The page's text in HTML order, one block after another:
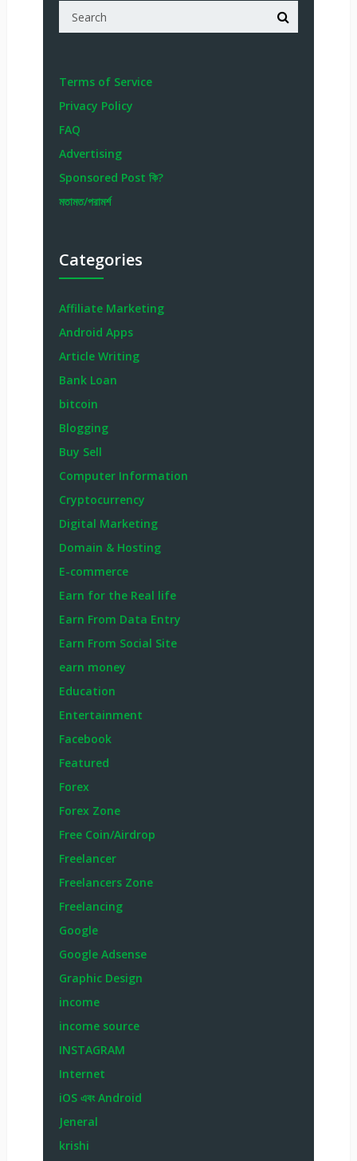
Terms of Service
Privacy Policy
FAQ
Advertising
Sponsored Post কি?
মতামত/পরামর্শ
Categories
Affiliate Marketing
Android Apps
Article Writing
Bank Loan
bitcoin
Blogging
Buy Sell
Computer Information
Cryptocurrency
Digital Marketing
Domain & Hosting
E-commerce
Earn for the Real life
Earn From Data Entry
Earn From Social Site
earn money
Education
Entertainment
Facebook
Featured
Forex
Forex Zone
Free Coin/Airdrop
Freelancer
Freelancers Zone
Freelancing
Google
Google Adsense
Graphic Design
income
income source
INSTAGRAM
Internet
iOS এবং Android
Jeneral
krishi